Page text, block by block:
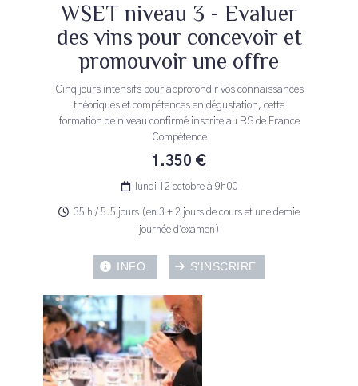
WSET niveau 3 - Evaluer
des vins pour concevoir et
promouvoir une offre
Cinq jours intensifs pour approfondir vos connaissances
théoriques et compétences en dégustation, cette
formation de niveau confirmé inscrite au RS de France
Compétence
1.350 €
lundi 12 octobre à 9h00
35 h / 5.5 jours (en 3 + 2 jours de cours et une demie
journée d'examen)
INFO. S'INSCRIRE